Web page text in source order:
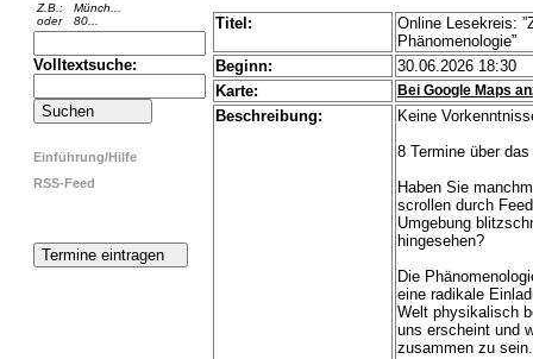
Z.B.:
oder
Münch...
80...
Volltextsuche:
Einführung/Hilfe
RSS-Feed
Titel:
Online Lesekreis:
Phänomenologie”
Beginn:
30.06.2026 18:30
Karte:
Bei Google Maps
Beschreibung:
Keine
8 Termine über
Haben Sie
scrollen durch
Umgebung
hingesehen?
Die
eine radikale
Welt physikalisch
uns erscheint und
zusammen zu sein.